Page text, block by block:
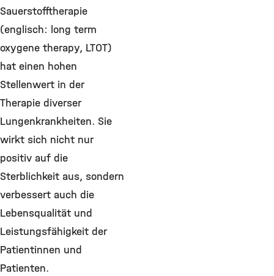
Sauerstofftherapie
(englisch: long term
oxygene therapy, LTOT)
hat einen hohen
Stellenwert in der
Therapie diverser
Lungenkrankheiten. Sie
wirkt sich nicht nur
positiv auf die
Sterblichkeit aus, sondern
verbessert auch die
Lebensqualität und
Leistungsfähigkeit der
Patientinnen und
Patienten.